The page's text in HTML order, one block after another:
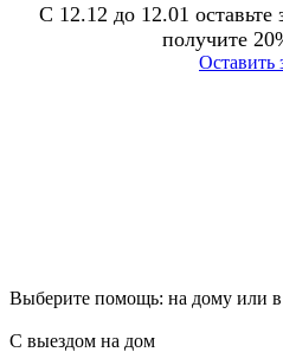
С 12.12 до 12.01 оставьте
получите
Оставить
Выберите помощь: на дому или
С выездом на дом